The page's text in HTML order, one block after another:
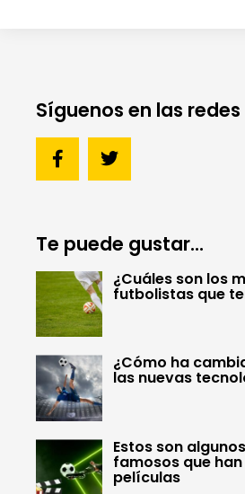
Síguenos en las redes
Te puede gustar...
¿Cuáles son los
futbolistas que
¿Cómo ha
las nuevas
Estos son
famosos que
películas